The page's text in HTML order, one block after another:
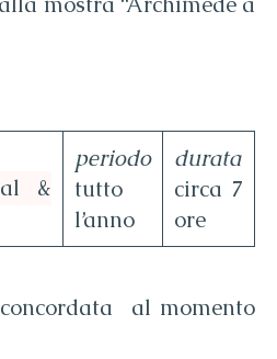
&
periodo
tutto
l’anno
durata
circa 7
ore
al momento